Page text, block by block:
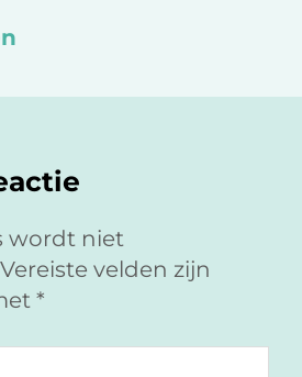
wordt niet
Vereiste velden zijn
*